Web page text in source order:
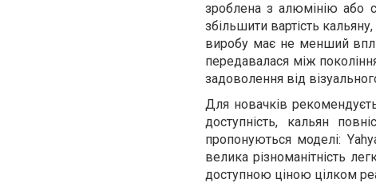
зроблена з алюмінію або
збільшити вартість
виробу має не менший
передавалася між
задоволення від
Для новачків
доступність, кальян
пропонуються моделі:
велика різноманітність
доступною ціною цілком